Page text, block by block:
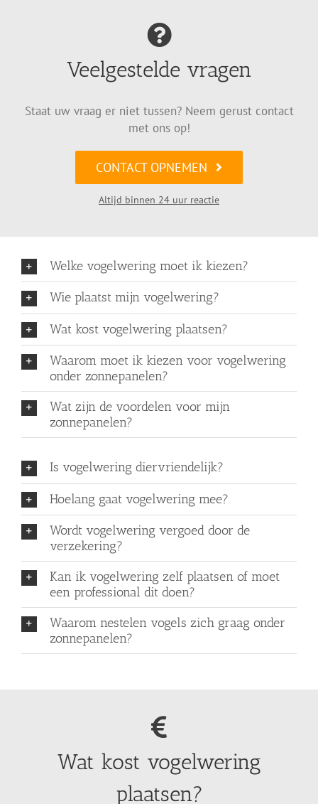
Veelgestelde vragen
Staat uw vraag er niet tussen? Neem gerust contact
met ons op!
CONTACT OPNEMEN
Altijd binnen 24 uur reactie
Welke vogelwering moet ik kiezen?
Wie plaatst mijn vogelwering?
Wat kost vogelwering plaatsen?
Waarom moet ik kiezen voor vogelwering
onder zonnepanelen?
Wat zijn de voordelen voor mijn
zonnepanelen?
Is vogelwering diervriendelijk?
Hoelang gaat vogelwering mee?
Wordt vogelwering vergoed door de
verzekering?
Kan ik vogelwering zelf plaatsen of moet
een professional dit doen?
Waarom nestelen vogels zich graag onder
zonnepanelen?
Wat kost vogelwering
plaatsen?